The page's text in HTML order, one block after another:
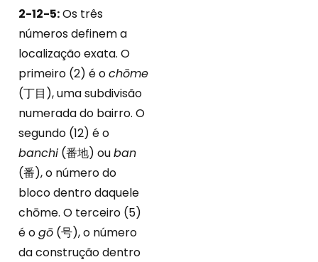
2-12-5:Os três
números definem a
localização exata. O
primeiro (2) é ochōme
(丁目), uma subdivisão
numerada do bairro. O
segundo (12) é o
banchi (番地) ouban
(番), o número do
bloco dentro daquele
chōme. O terceiro (5)
é ogō (号), o número
da construção dentro